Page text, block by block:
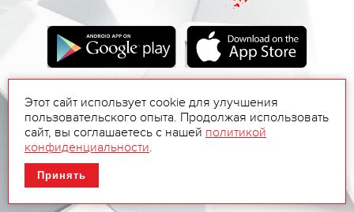
Этот сайт использует cookie для улучшения
пользовательского опыта. Продолжая использовать
сайт, вы соглашаетесь с нашей политикой
конфиденциальности.
Принять